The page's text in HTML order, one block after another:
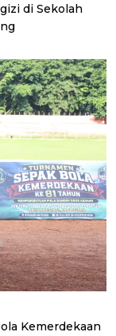
di Sekolah
Kemerdekaan